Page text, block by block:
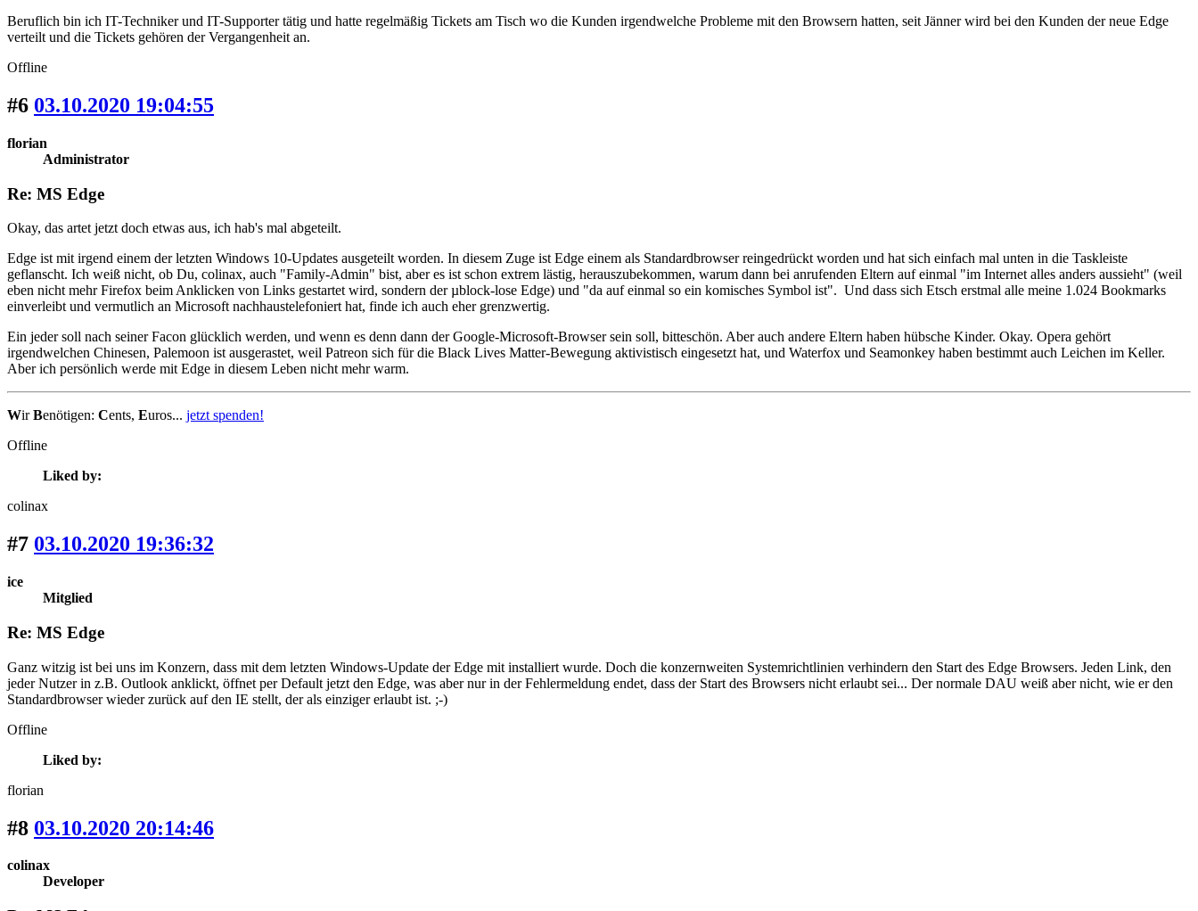
Beruflich bin ich IT-Techniker und IT-Supporter tätig und hatte regelmäßig Tickets am Tisch wo die Kunden irgendwelche Probleme mit den Browsern hatten, seit Jänner wird bei den Kunden der neue Edge
verteilt und die Tickets gehören der Vergangenheit an.
Offline
#6 03.10.2020 19:04:55
florian
Administrator
Re: MS Edge
Okay, das artet jetzt doch etwas aus, ich hab's mal abgeteilt.
Edge ist mit irgend einem der letzten Windows 10-Updates ausgeteilt worden. In diesem Zuge ist Edge einem als Standardbrowser reingedrückt worden und hat sich einfach mal unten in die Taskleiste
geflanscht. Ich weiß nicht, ob Du, colinax, auch "Family-Admin" bist, aber es ist schon extrem lästig, herauszubekommen, warum dann bei anrufenden Eltern auf einmal "im Internet alles anders aussieht" (weil
eben nicht mehr Firefox beim Anklicken von Links gestartet wird, sondern der µblock-lose Edge) und "da auf einmal so ein komisches Symbol ist". Und dass sich Etsch erstmal alle meine 1.024 Bookmarks
einverleibt und vermutlich an Microsoft nachhaustelefoniert hat, finde ich auch eher grenzwertig.
Ein jeder soll nach seiner Facon glücklich werden, und wenn es denn dann der Google-Microsoft-Browser sein soll, bitteschön. Aber auch andere Eltern haben hübsche Kinder. Okay. Opera gehört
irgendwelchen Chinesen, Palemoon ist ausgerastet, weil Patreon sich für die Black Lives Matter-Bewegung aktivistisch eingesetzt hat, und Waterfox und Seamonkey haben bestimmt auch Leichen im Keller.
Aber ich persönlich werde mit Edge in diesem Leben nicht mehr warm.
WirBenötigen: Cents, Euros... jetzt spenden!
Offline
Liked by:
colinax
#7 03.10.2020 19:36:32
ice
Mitglied
Re: MS Edge
Ganz witzig ist bei uns im Konzern, dass mit dem letzten Windows-Update der Edge mit installiert wurde. Doch die konzernweiten Systemrichtlinien verhindern den Start des Edge Browsers. Jeden Link, den
jeder Nutzer in z.B. Outlook anklickt, öffnet per Default jetzt den Edge, was aber nur in der Fehlermeldung endet, dass der Start des Browsers nicht erlaubt sei... Der normale DAU weiß aber nicht, wie er den
Standardbrowser wieder zurück auf den IE stellt, der als einziger erlaubt ist. ;-)
Offline
Liked by:
florian
#8 03.10.2020 20:14:46
colinax
Developer